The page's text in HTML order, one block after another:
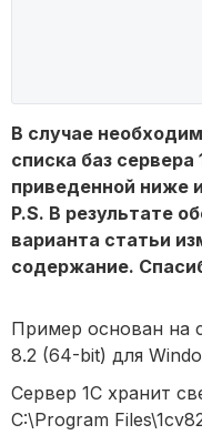
В случае
списка баз
приведенной ниже
P.S. В результате
варианта статьи
содержание.
Пример основан на
8.2 (64-bit) для
Сервер 1С хранит
C:\Program